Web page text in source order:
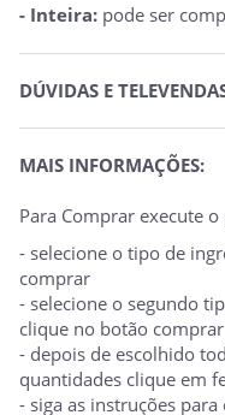
- Inteira: pode ser
DÚVIDAS E
MAIS INFORMAÇÕES:
Para Comprar execute
- selecione o tipo de
comprar
- selecione o segundo
clique no botão comprar
- depois de escolhido
quantidades clique em
- siga as instruções para